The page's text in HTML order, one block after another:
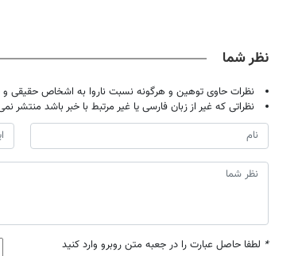
نظر شما
نظرات حاوی توهین و هرگونه نسبت ناروا به اشخاص حقیقی
نظراتی که غیر از زبان فارسی یا غیر مرتبط با خبر باشد منتشر
* لطفا حاصل عبارت را در جعبه متن روبرو وارد کنید